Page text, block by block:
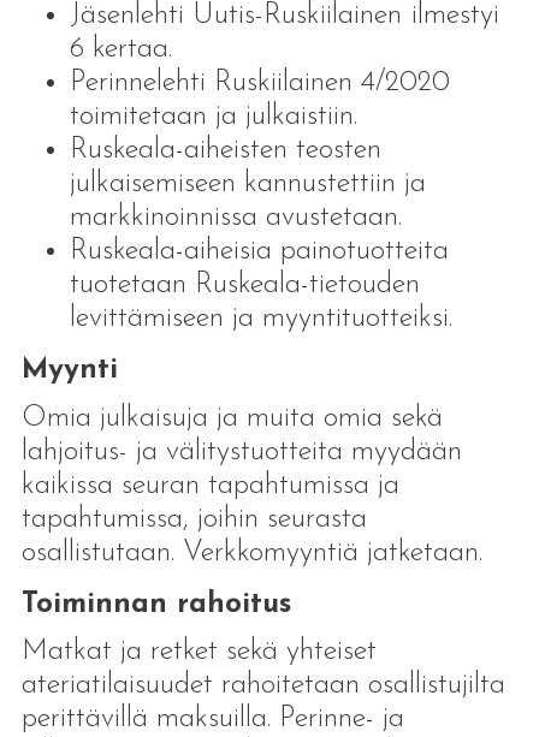
Jäsenlehti Uutis-Ruskiilainen ilmestyi
6 kertaa.
Perinnelehti Ruskiilainen 4/2020
toimitetaan ja julkaistiin.
Ruskeala-aiheisten teosten
julkaisemiseen kannustettiin ja
markkinoinnissa avustetaan.
Ruskeala-aiheisia painotuotteita
tuotetaan Ruskeala-tietouden
levittämiseen ja myyntituotteiksi.
Myynti
Omia julkaisuja ja muita omia sekä
lahjoitus- ja välitystuotteita myydään
kaikissa seuran tapahtumissa ja
tapahtumissa, joihin seurasta
osallistutaan. Verkkomyyntiä jatketaan.
Toiminnan rahoitus
Matkat ja retket sekä yhteiset
ateriatilaisuudet rahoitetaan osallistujilta
perittävillä maksuilla. Perinne- ja